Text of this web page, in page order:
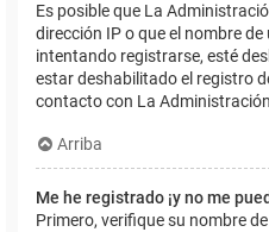
Es posible que La
dirección IP o que el nombre
intentando registrarse, esté
estar deshabilitado el registro
contacto con La
Arriba
Me he registrado ¡y no me
Primero, verifique su nombre